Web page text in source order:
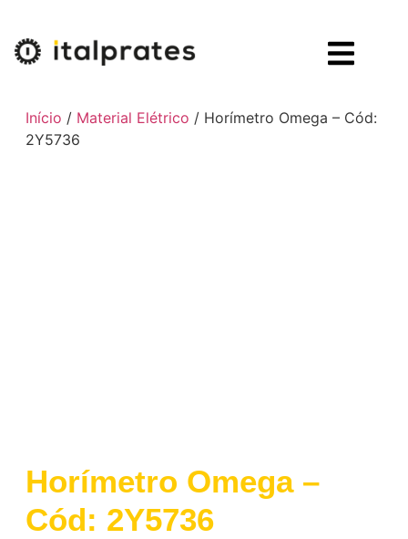
Início / Material Elétrico / Horímetro Omega – Cód:
2Y5736
Horímetro Omega –
Cód: 2Y5736